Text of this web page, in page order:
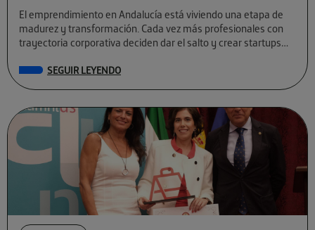
El emprendimiento en Andalucía está viviendo una etapa de
madurez y transformación. Cada vez más profesionales con
trayectoria corporativa deciden dar el salto y crear startups
SEGUIR LEYENDO